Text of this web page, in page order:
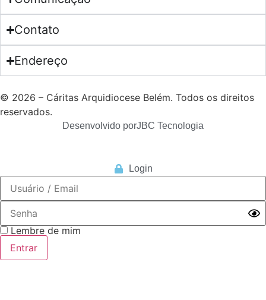
Contato
Endereço
© 2026 – Cáritas Arquidiocese Belém. Todos os direitos
reservados.
Desenvolvido porJBC Tecnologia
Login
Lembre de mim